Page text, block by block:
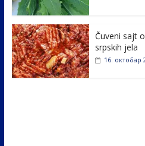
Čuveni sajt
srpskih jela
16. октобар